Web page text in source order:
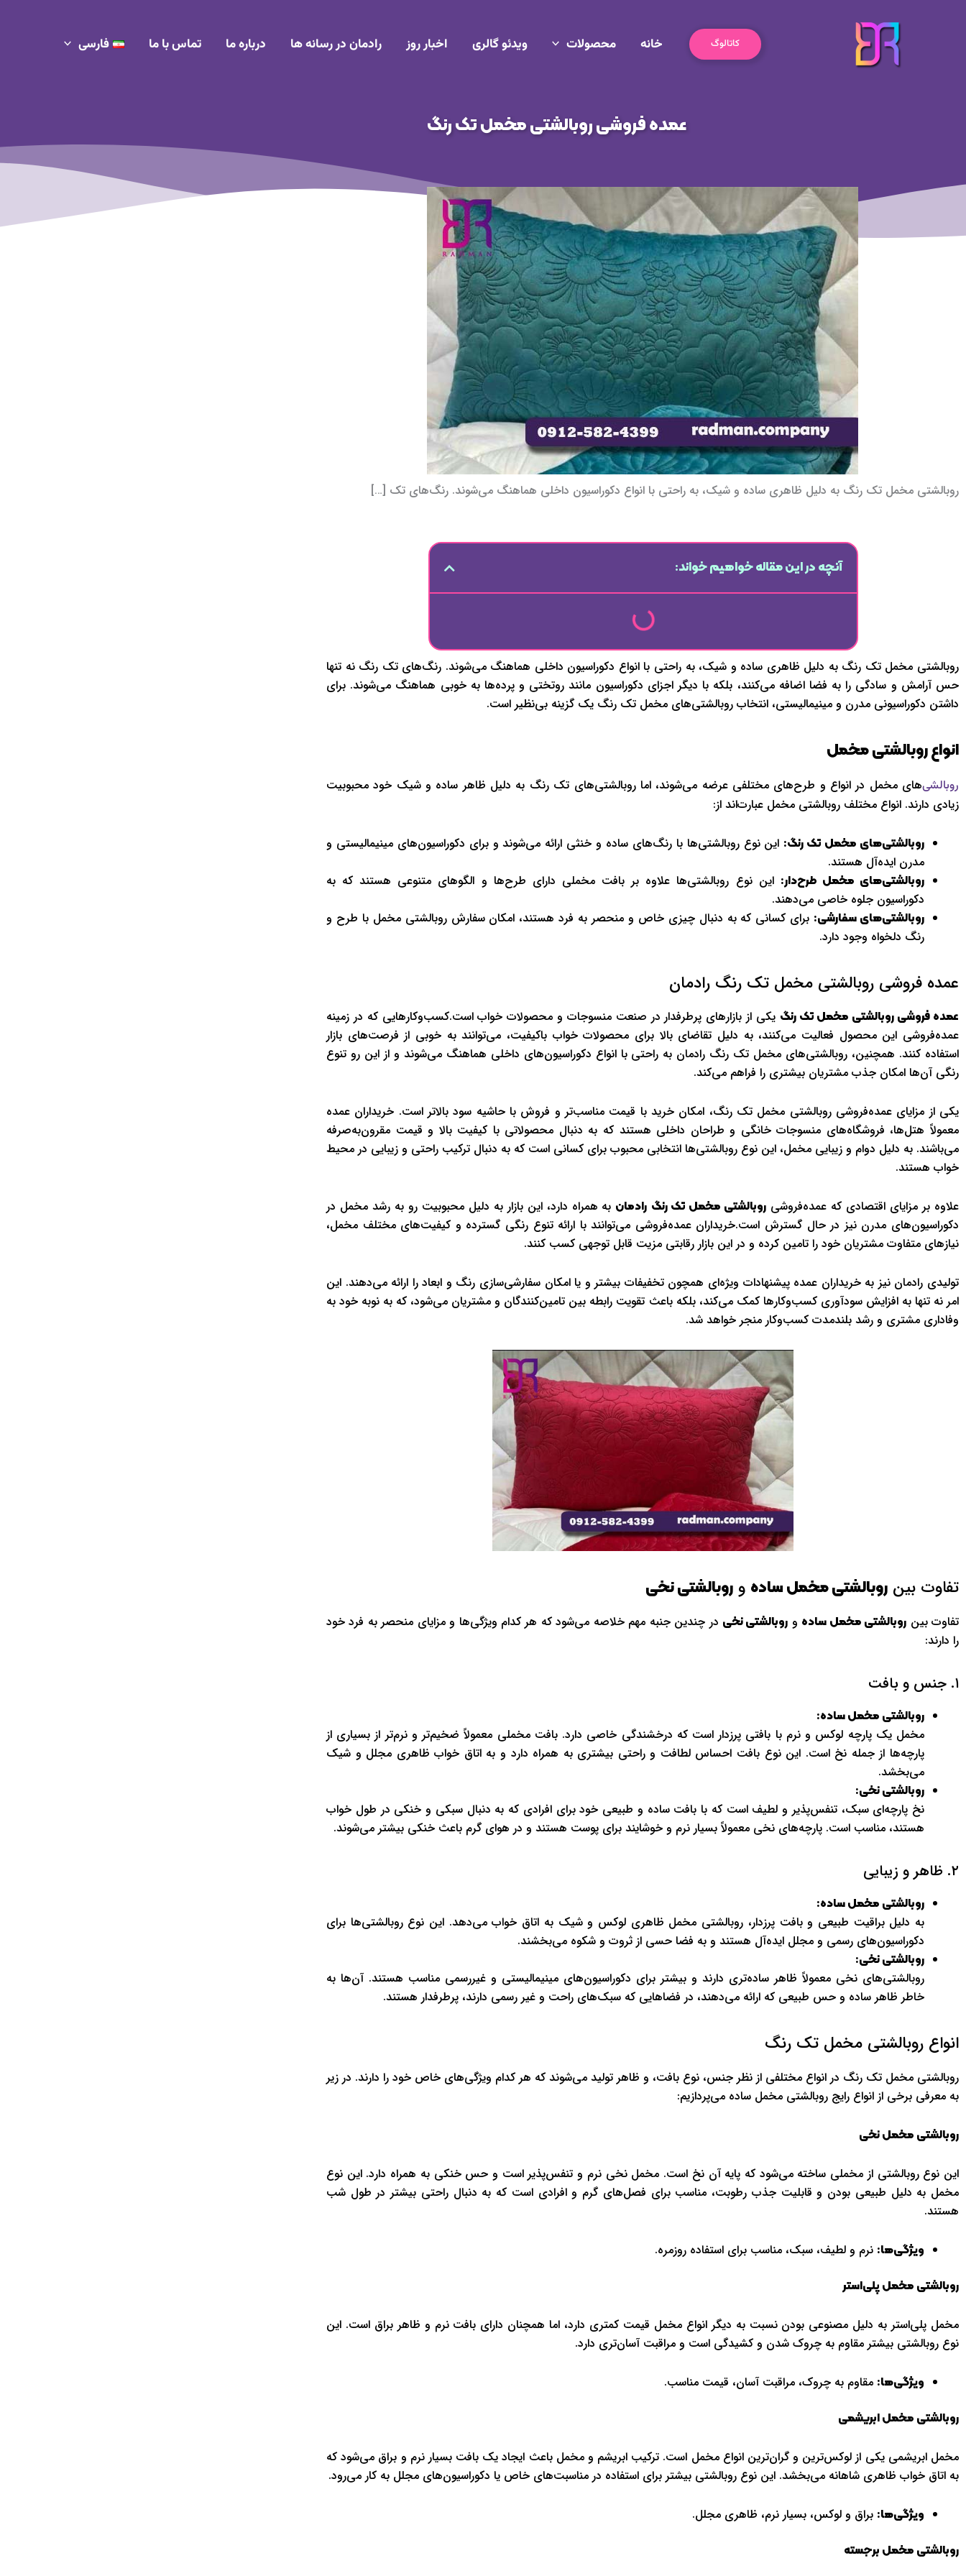
کاتالوگ خانه محصولات ویدئو گالری اخبار روز رادمان در رسانه ها درباره ما تماس با ما فارسی
عمده فروشی روبالشتی مخمل تک رنگ
روبالشتی مخمل تک رنگ به دلیل ظاهری ساده و شیک، به راحتی با انواع دکوراسیون داخلی هماهنگ می‌شوند. رنگ‌های تک […]
آنچه در این مقاله خواهیم خواند:
روبالشتی مخمل تک رنگ به دلیل ظاهری ساده و شیک، به راحتی با انواع دکوراسیون داخلی هماهنگ می‌شوند. رنگ‌های تک رنگ نه تنها
حس آرامش و سادگی را به فضا اضافه می‌کنند، بلکه با دیگر اجزای دکوراسیون مانند روتختی و پرده‌ها به خوبی هماهنگ می‌شوند. برای
داشتن دکوراسیونی مدرن و مینیمالیستی، انتخاب روبالشتی‌های مخمل تک رنگ یک گزینه بی‌نظیر است.
انواع روبالشتی مخمل
روبالشی‌های مخمل در انواع و طرح‌های مختلفی عرضه می‌شوند، اما روبالشتی‌های تک رنگ به دلیل ظاهر ساده و شیک خود محبوبیت
زیادی دارند. انواع مختلف روبالشتی مخمل عبارت‌اند از:
روبالشتی‌های مخمل تک رنگ: این نوع روبالشتی‌ها با رنگ‌های ساده و خنثی ارائه می‌شوند و برای دکوراسیون‌های مینیمالیستی و
مدرن ایده‌آل هستند.
روبالشتی‌های مخمل طرح‌دار: این نوع روبالشتی‌ها علاوه بر بافت مخملی دارای طرح‌ها و الگوهای متنوعی هستند که به
دکوراسیون جلوه خاصی می‌دهند.
روبالشتی‌های سفارشی: برای کسانی که به دنبال چیزی خاص و منحصر به فرد هستند، امکان سفارش روبالشتی مخمل با طرح و
رنگ دلخواه وجود دارد.
عمده فروشی روبالشتی مخمل تک رنگ رادمان
عمده فروشی روبالشتی مخمل تک رنگ یکی از بازارهای پرطرفدار در صنعت منسوجات و محصولات خواب است.کسب‌وکارهایی که در زمینه
عمده‌فروشی این محصول فعالیت می‌کنند، به دلیل تقاضای بالا برای محصولات خواب باکیفیت، می‌توانند به خوبی از فرصت‌های بازار
استفاده کنند. همچنین، روبالشتی‌های مخمل تک رنگ رادمان به راحتی با انواع دکوراسیون‌های داخلی هماهنگ می‌شوند و از این رو تنوع
رنگی آن‌ها امکان جذب مشتریان بیشتری را فراهم می‌کند.
یکی از مزایای عمده‌فروشی روبالشتی مخمل تک رنگ، امکان خرید با قیمت مناسب‌تر و فروش با حاشیه سود بالاتر است. خریداران عمده
معمولاً هتل‌ها، فروشگاه‌های منسوجات خانگی و طراحان داخلی هستند که به دنبال محصولاتی با کیفیت بالا و قیمت مقرون‌به‌صرفه
می‌باشند. به دلیل دوام و زیبایی مخمل، این نوع روبالشتی‌ها انتخابی محبوب برای کسانی است که به دنبال ترکیب راحتی و زیبایی در محیط
خواب هستند.
علاوه بر مزایای اقتصادی که عمده‌فروشی روبالشتی مخمل تک رنگ رادمان به همراه دارد، این بازار به دلیل محبوبیت رو به رشد مخمل در
دکوراسیون‌های مدرن نیز در حال گسترش است.خریداران عمده‌فروشی می‌توانند با ارائه تنوع رنگی گسترده و کیفیت‌های مختلف مخمل،
نیازهای متفاوت مشتریان خود را تامین کرده و در این بازار رقابتی مزیت قابل توجهی کسب کنند.
تولیدی رادمان نیز به خریداران عمده پیشنهادات ویژه‌ای همچون تخفیفات بیشتر و یا امکان سفارشی‌سازی رنگ و ابعاد را ارائه می‌دهند. این
امر نه تنها به افزایش سودآوری کسب‌وکارها کمک می‌کند، بلکه باعث تقویت رابطه بین تامین‌کنندگان و مشتریان می‌شود، که به نوبه خود به
وفاداری مشتری و رشد بلندمدت کسب‌وکار منجر خواهد شد.
تفاوت بین روبالشتی مخمل ساده و روبالشتی نخی
تفاوت بین روبالشتی مخمل ساده و روبالشتی نخی در چندین جنبه مهم خلاصه می‌شود که هر کدام ویژگی‌ها و مزایای منحصر به فرد خود
را دارند:
۱. جنس و بافت
روبالشتی مخمل ساده:
مخمل یک پارچه لوکس و نرم با بافتی پرزدار است که درخشندگی خاصی دارد. بافت مخملی معمولاً ضخیم‌تر و نرم‌تر از بسیاری از
پارچه‌ها از جمله نخ است. این نوع بافت احساس لطافت و راحتی بیشتری به همراه دارد و به اتاق خواب ظاهری مجلل و شیک
می‌بخشد.
روبالشتی نخی:
نخ پارچه‌ای سبک، تنفس‌پذیر و لطیف است که با بافت ساده و طبیعی خود برای افرادی که به دنبال سبکی و خنکی در طول خواب
هستند، مناسب است. پارچه‌های نخی معمولاً بسیار نرم و خوشایند برای پوست هستند و در هوای گرم باعث خنکی بیشتر می‌شوند.
۲. ظاهر و زیبایی
روبالشتی مخمل ساده:
به دلیل براقیت طبیعی و بافت پرزدار، روبالشتی مخمل ظاهری لوکس و شیک به اتاق خواب می‌دهد. این نوع روبالشتی‌ها برای
دکوراسیون‌های رسمی و مجلل ایده‌آل هستند و به فضا حسی از ثروت و شکوه می‌بخشند.
روبالشتی نخی:
روبالشتی‌های نخی معمولاً ظاهر ساده‌تری دارند و بیشتر برای دکوراسیون‌های مینیمالیستی و غیررسمی مناسب هستند. آن‌ها به
خاطر ظاهر ساده و حس طبیعی که ارائه می‌دهند، در فضاهایی که سبک‌های راحت و غیر رسمی دارند، پرطرفدار هستند.
انواع روبالشتی مخمل تک رنگ
روبالشتی مخمل تک رنگ در انواع مختلفی از نظر جنس، نوع بافت، و ظاهر تولید می‌شوند که هر کدام ویژگی‌های خاص خود را دارند. در زیر
به معرفی برخی از انواع رایج روبالشتی مخمل ساده می‌پردازیم:
روبالشتی مخمل نخی
این نوع روبالشتی از مخملی ساخته می‌شود که پایه آن نخ است. مخمل نخی نرم و تنفس‌پذیر است و حس خنکی به همراه دارد. این نوع
مخمل به دلیل طبیعی بودن و قابلیت جذب رطوبت، مناسب برای فصل‌های گرم و افرادی است که به دنبال راحتی بیشتر در طول شب
هستند.
ویژگی‌ها: نرم و لطیف، سبک، مناسب برای استفاده روزمره.
روبالشتی مخمل پلی‌استر
مخمل پلی‌استر به دلیل مصنوعی بودن نسبت به دیگر انواع مخمل قیمت کمتری دارد، اما همچنان دارای بافت نرم و ظاهر براق است. این
نوع روبالشتی بیشتر مقاوم به چروک شدن و کشیدگی است و مراقبت آسان‌تری دارد.
ویژگی‌ها: مقاوم به چروک، مراقبت آسان، قیمت مناسب.
روبالشتی مخمل ابریشمی
مخمل ابریشمی یکی از لوکس‌ترین و گران‌ترین انواع مخمل است. ترکیب ابریشم و مخمل باعث ایجاد یک بافت بسیار نرم و براق می‌شود که
به اتاق خواب ظاهری شاهانه می‌بخشد. این نوع روبالشتی بیشتر برای استفاده در مناسبت‌های خاص یا دکوراسیون‌های مجلل به کار می‌رود.
ویژگی‌ها: براق و لوکس، بسیار نرم، ظاهری مجلل.
روبالشتی مخمل برجسته